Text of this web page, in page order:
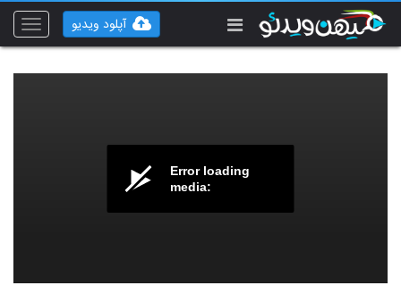
Toggle
آپلود ویدیو
Error loading
media: